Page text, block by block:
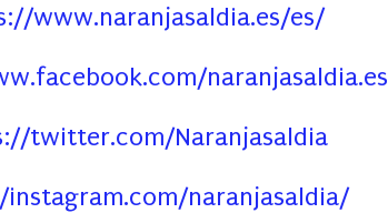
www.naranjasaldia.es/es/
naranjasaldia.es
twitter.com/Naranjasaldia
naranjasaldia/